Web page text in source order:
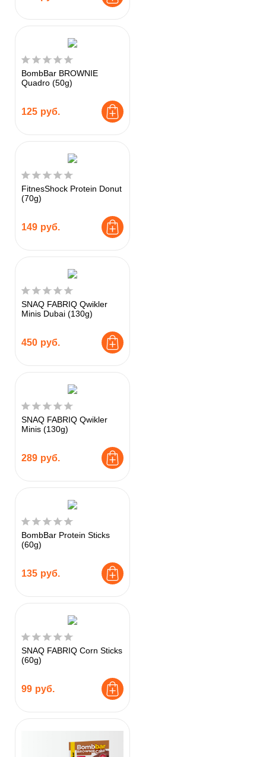
BombBar BROWNIE
Quadro (50g)
125 руб.
FitnesShock Protein Donut
(70g)
149 руб.
SNAQ FABRIQ Qwikler
Minis Dubai (130g)
450 руб.
SNAQ FABRIQ Qwikler
Minis (130g)
289 руб.
BombBar Protein Sticks
(60g)
135 руб.
SNAQ FABRIQ Corn Sticks
(60g)
99 руб.